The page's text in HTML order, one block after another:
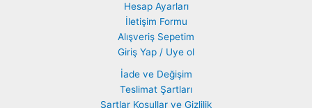
Hesap Ayarları
İletişim Formu
Alışveriş Sepetim
Giriş Yap / Uye ol
İade ve Değişim
Teslimat Şartları
Şartlar Koşullar ve Gizlilik